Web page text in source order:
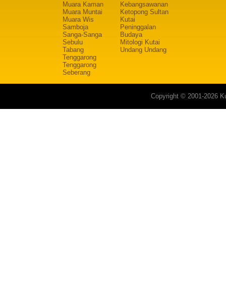
Muara Kaman
Muara Muntai
Muara Wis
Samboja
Sanga-Sanga
Sebulu
Tabang
Tenggarong
Tenggarong
Seberang
Kebangsawanan
Ketopong Sultan
Kutai
Peninggalan
Budaya
Mitologi Kutai
Undang Undang
Copyright © 2001-2026